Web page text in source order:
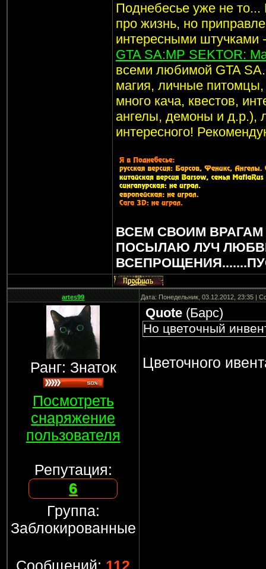
Поднебесье уже не то...
про жизнь, но
интересными штучками
GTA SA:MP SEKTOR:
всеми любимой GTA
магия, личные питомцы,
много кача, квестов,
ангелы, демоны и д.р.),
интересного!
ВСЕМ СВОИМ
ПОСЫЛАЮ ЛУЧ
artes99 Дата: Понедельник, 03.12.2012, 23:35 |
Ранг: Знаток
Посмотреть
снаряжение
пользователя
Репутация:
6
Группа:
Заблокированные
Сообщений: 112
Quote(Барс)
Но цветочный
Цветочного